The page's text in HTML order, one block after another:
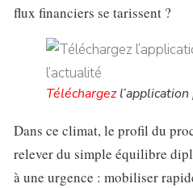
flux financiers se tarissent ?
Téléchargez
Dans ce climat, le profil du
relever du simple équilibre
à une urgence : mobiliser